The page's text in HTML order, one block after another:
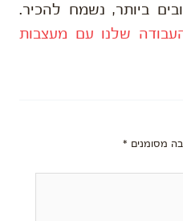
ביותר, נשמח להכיר.
שלנו עם מעצבות
מסומנים *